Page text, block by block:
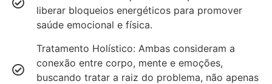
liberar bloqueios energéticos para promover
saúde emocional e física.
Tratamento Holístico: Ambas consideram a
conexão entre corpo, mente e emoções,
buscando tratar a raiz do problema, não apenas